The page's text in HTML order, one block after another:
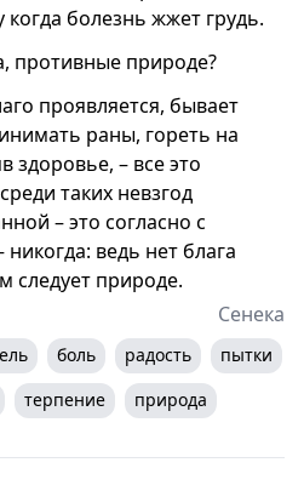
болезнь жжет грудь.
противные природе?
проявляется, бывает
раны, гореть на
здоровье, – все это
таких невзгод
– это согласно с
ведь нет блага
следует природе.
Сенека
боль радость
пытки
терпение природа